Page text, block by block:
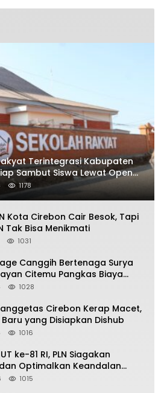
Terintegrasi Kabupaten
Sambut Siswa Lewat Open
MPLS
1178
Kota Cirebon Cair Besok, Tapi
Tak Bisa Menikmati
1031
Canggih Bertenaga Surya
Citemu Pangkas Biaya
1028
Cirebon Kerap Macet,
Baru yang Disiapkan Dishub
1016
ke-81 RI, PLN Siagakan
Optimalkan Keandalan
1015